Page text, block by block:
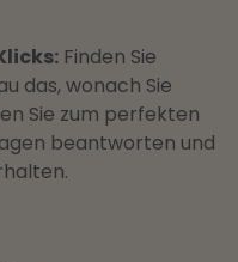
Finden Sie
das, wonach Sie
Sie zum perfekten
beantworten und